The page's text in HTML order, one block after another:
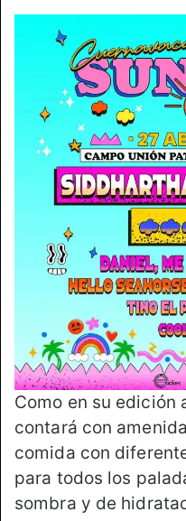
Como en su edición
contará con
comida con
para todos los
sombra y de